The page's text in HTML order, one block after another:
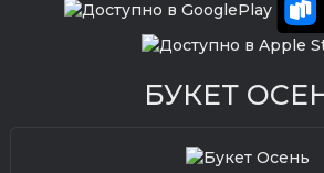
БУКЕТ